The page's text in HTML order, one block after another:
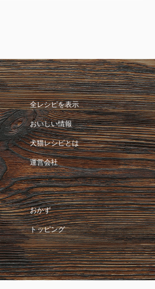
全レシピを表示
おいしい情報
犬猫レシピとは
運営会社
おかず
トッピング